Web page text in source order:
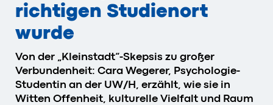
richtigen Studienort
wurde
Von der „Kleinstadt“-Skepsis zu großer
Verbundenheit: Cara Wegerer, Psychologie-
Studentin an der UW/H, erzählt, wie sie in
Witten Offenheit, kulturelle Vielfalt und Raum